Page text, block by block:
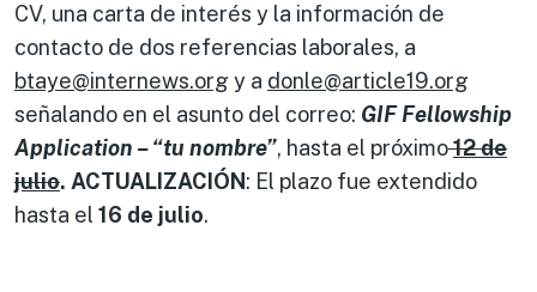
CV, una carta de interés y la información de
contacto de dos referencias laborales, a
btaye@internews.org y a donle@article19.org
señalando en el asunto del correo: GIF Fellowship
Application – “tu nombre”, hasta el próximo12 de
julio. ACTUALIZACIÓN: El plazo fue extendido
hasta el 16 de julio.